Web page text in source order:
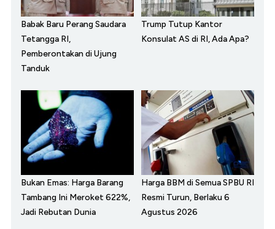
Babak Baru Perang Saudara
Tetangga RI,
Pemberontakan di Ujung
Tanduk
Trump Tutup Kantor
Konsulat AS di RI, Ada Apa?
Bukan Emas: Harga Barang
Tambang Ini Meroket 622%,
Jadi Rebutan Dunia
Harga BBM di Semua SPBU RI
Resmi Turun, Berlaku 6
Agustus 2026